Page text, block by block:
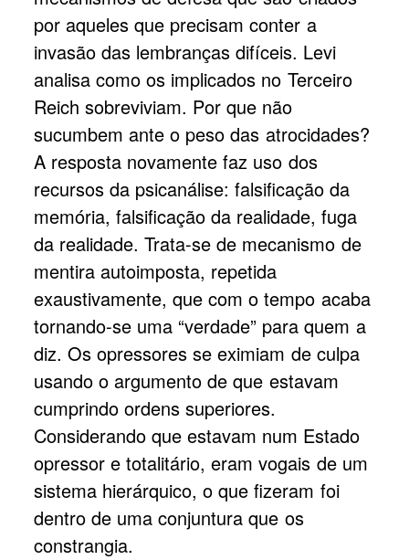
por aqueles que precisam conter a
invasão das lembranças difíceis. Levi
analisa como os implicados no Terceiro
Reich sobreviviam. Por que não
sucumbem ante o peso das atrocidades?
A resposta novamente faz uso dos
recursos da psicanálise: falsificação da
memória, falsificação da realidade, fuga
da realidade. Trata-se de mecanismo de
mentira autoimposta, repetida
exaustivamente, que com o tempo acaba
tornando-se uma “verdade” para quem a
diz. Os opressores se eximiam de culpa
usando o argumento de que estavam
cumprindo ordens superiores.
Considerando que estavam num Estado
opressor e totalitário, eram vogais de um
sistema hierárquico, o que fizeram foi
dentro de uma conjuntura que os
constrangia.